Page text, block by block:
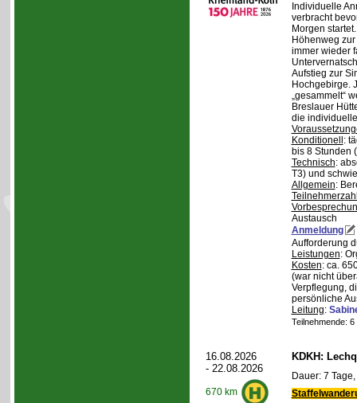
Individuelle
verbracht
Morgen
Höhenweg
immer wieder
Aufstieg zur
Hochgebirge.
„gesammelt“
Breslauer
die
Konditionell :
bis 8 Stunden
Technisch:
T3) und
Allgemein:
Austausch
Anmeldung
Aufforderung
Leistungen:
Kosten: ca.
(war nicht
Verpflegung,
persönliche
Leitung:
Teilnehmende:
16.08.2026
- 22.08.2026
670 km
KDKH:
Dauer: 7